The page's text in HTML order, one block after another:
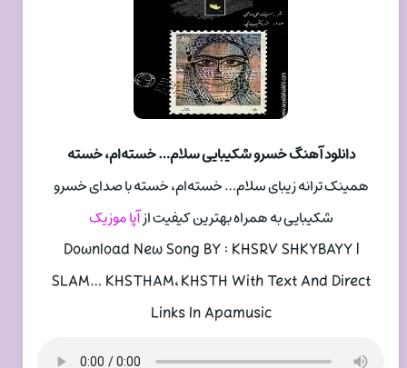
دانلود آهنگ خسرو شکیبایی سلام… خسته‌ام، خسته
همینک ترانه زیبای سلام… خسته‌ام، خسته با صدای خسرو
شکیبایی به همراه بهترین کیفیت ازآپا موزیک
Download New Song BY : KHSRV SHKYBAYY |
SLAM… KHSTH‌AM، KHSTH With Text And Direct
Links In Apamusic